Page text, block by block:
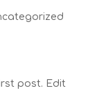
post. Edit